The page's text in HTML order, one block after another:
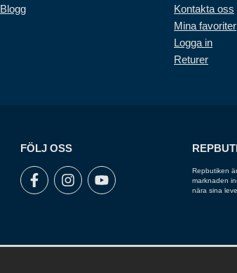
Blogg
Kontakta oss
Mina favoriter
Logga in
Returer
FÖLJ OSS
Repbutiken
marknaden
nära sina